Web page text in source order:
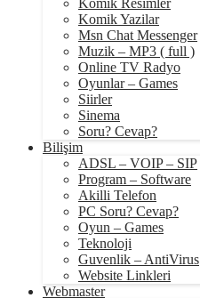
Komik Resimler
Komik Yazilar
Msn Chat Messenger
Muzik – MP3 ( full )
Online TV Radyo
Oyunlar – Games
Siirler
Sinema
Soru? Cevap?
Bilişim
ADSL – VOIP – SIP
Program – Software
Akilli Telefon
PC Soru? Cevap?
Oyun – Games
Teknoloji
Guvenlik – AntiVirus
Website Linkleri
Webmaster